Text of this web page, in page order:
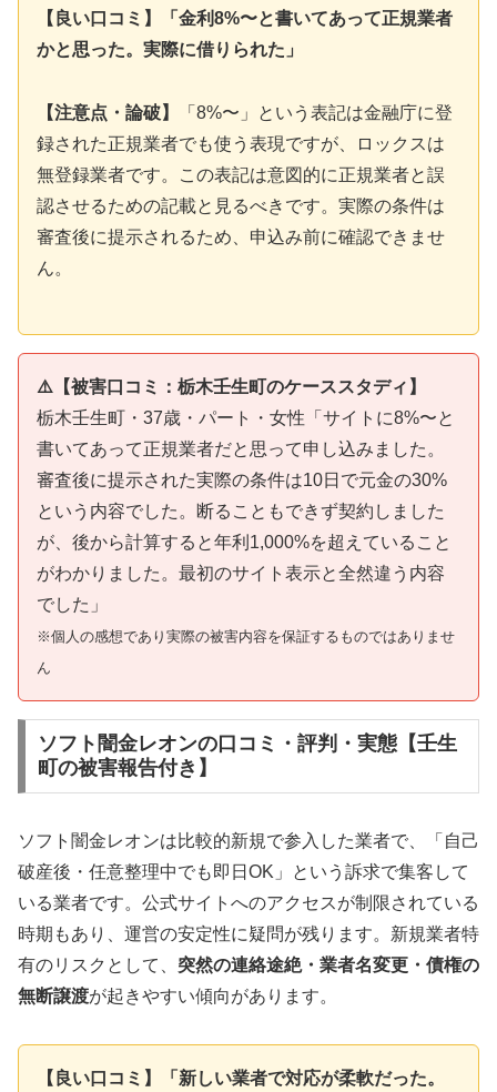
【良い口コミ】「金利8%〜と書いてあって正規業者
かと思った。実際に借りられた」
【注意点・論破】
「8%〜」という表記は金融庁に登
録された正規業者でも使う表現ですが、ロックスは
無登録業者です。この表記は意図的に正規業者と誤
認させるための記載と見るべきです。実際の条件は
審査後に提示されるため、申込み前に確認できませ
ん。
⚠️【被害口コミ：栃木壬生町のケーススタディ】
栃木壬生町・37歳・パート・女性「サイトに8%〜と
書いてあって正規業者だと思って申し込みました。
審査後に提示された実際の条件は10日で元金の30%
という内容でした。断ることもできず契約しました
が、後から計算すると年利1,000%を超えていること
がわかりました。最初のサイト表示と全然違う内容
でした」
※個人の感想であり実際の被害内容を保証するものではありませ
ん
ソフト闇金レオンの口コミ・評判・実態【壬生
町の被害報告付き】
ソフト闇金レオンは比較的新規で参入した業者で、「自己
破産後・任意整理中でも即日OK」という訴求で集客して
いる業者です。公式サイトへのアクセスが制限されている
時期もあり、運営の安定性に疑問が残ります。新規業者特
有のリスクとして、 突然の連絡途絶・業者名変更・債権の
無断譲渡が起きやすい傾向があります。
【良い口コミ】「新しい業者で対応が柔軟だった。